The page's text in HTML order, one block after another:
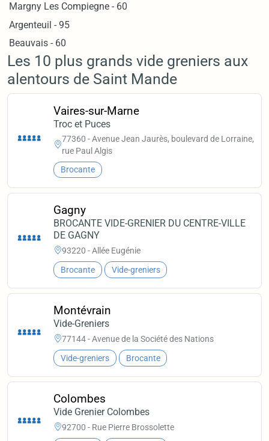
Margny Les Compiegne - 60
Argenteuil - 95
Beauvais - 60
Les 10 plus grands vide greniers aux
alentours de Saint Mande
Vaires-sur-Marne
Troc et Puces
77360 - Avenue Jean Jaurès, boulevard de Lorraine,
rue Paul Algis
Brocante
Gagny
BROCANTE VIDE-GRENIER DU CENTRE-VILLE
DE GAGNY
93220 - Allée Eugénie
Brocante Vide-greniers
Montévrain
Vide-Greniers
77144 - Avenue de la Société des Nations
Vide-greniers Brocante
Colombes
Vide Grenier Colombes
92700 - Rue Pierre Brossolette